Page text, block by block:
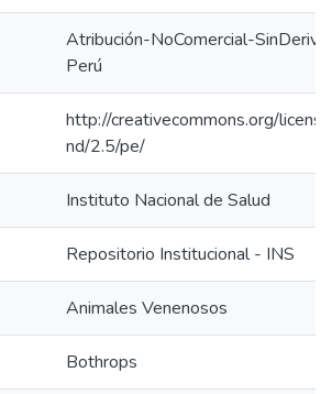
Atribución-NoComercial-
Perú
http://creativecommons.org/
nd/2.5/pe/
Instituto Nacional de Salud
Repositorio Institucional - INS
Animales Venenosos
Bothrops